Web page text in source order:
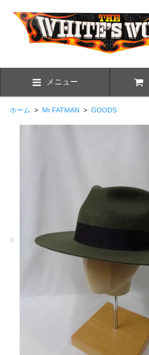
メニュー
ホーム > Mr.FATMAN > GOODS